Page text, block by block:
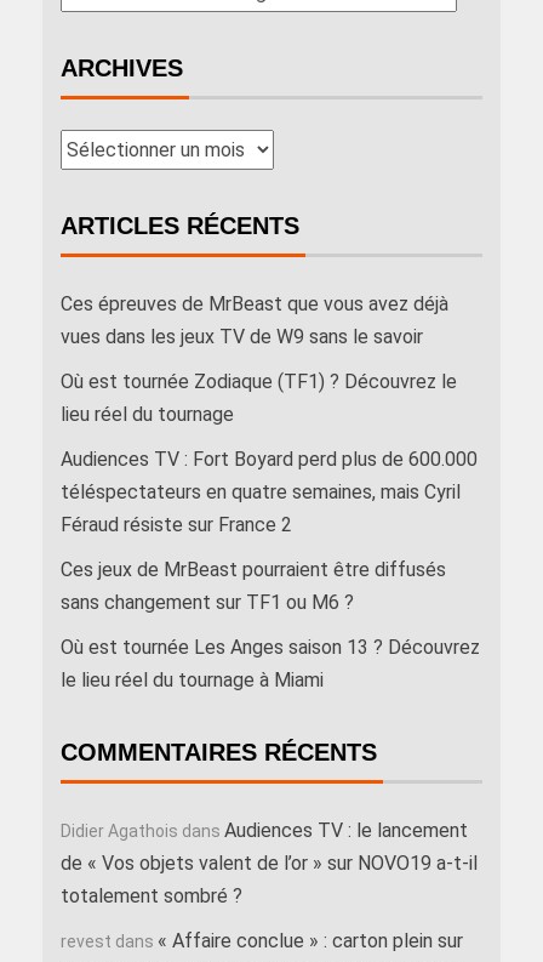
ARCHIVES
ARTICLES RÉCENTS
Ces épreuves de MrBeast que vous avez déjà
vues dans les jeux TV de W9 sans le savoir
Où est tournée Zodiaque (TF1) ? Découvrez le
lieu réel du tournage
Audiences TV : Fort Boyard perd plus de 600.000
téléspectateurs en quatre semaines, mais Cyril
Féraud résiste sur France 2
Ces jeux de MrBeast pourraient être diffusés
sans changement sur TF1 ou M6 ?
Où est tournée Les Anges saison 13 ? Découvrez
le lieu réel du tournage à Miami
COMMENTAIRES RÉCENTS
Didier Agathois dans Audiences TV : le lancement
de « Vos objets valent de l’or » sur NOVO19 a-t-il
totalement sombré ?
revest dans « Affaire conclue » : carton plein sur